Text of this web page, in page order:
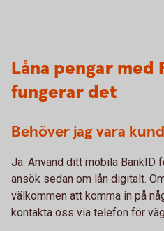
Låna pengar med
fungerar det
Behöver jag vara
Ja. Använd ditt mobila BankID
ansök sedan om lån digitalt.
välkommen att komma in på
kontakta oss via telefon för